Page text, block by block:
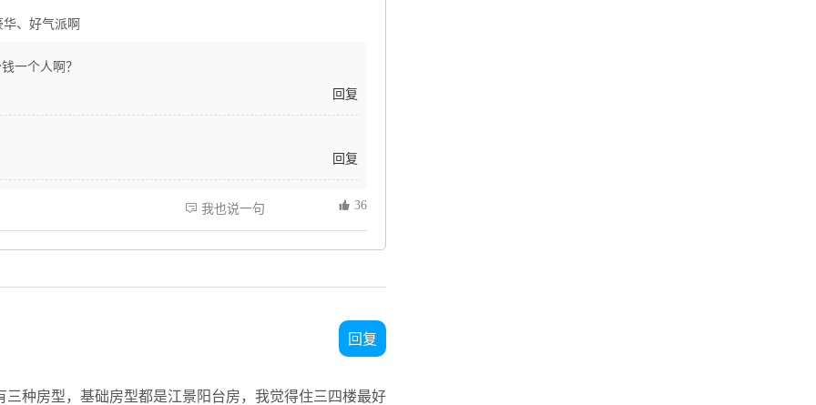
、好气派啊
一个人啊？
回复
回复
 36
 我也说一句
回复
种房型，基础房型都是江景阳台房，我觉得住三四楼最好